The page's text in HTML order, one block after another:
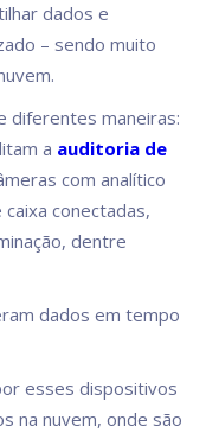
dados e
– sendo muito
diferentes maneiras:
a auditoria de
com analítico
conectadas,
dentre
dados em tempo
esses dispositivos
na nuvem, onde são